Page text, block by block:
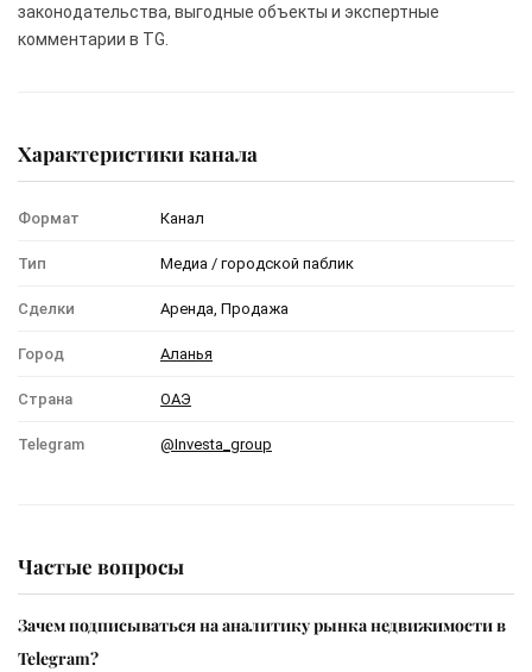
законодательства, выгодные объекты и экспертные
комментарии в TG.
Характеристики канала
Формат Канал
Тип Медиа / городской паблик
Сделки Аренда, Продажа
Город Аланья
Страна ОАЭ
Telegram @Investa_group
Частые вопросы
Зачем подписываться на аналитику рынка недвижимости в
Telegram?